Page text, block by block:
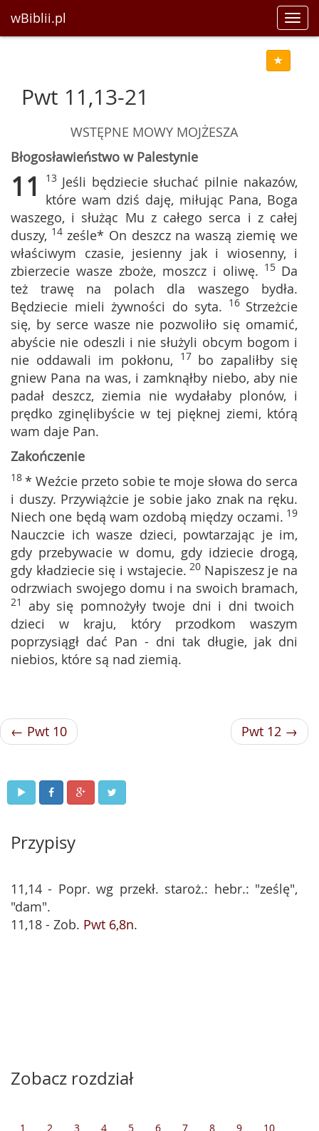
wBiblii.pl
Pwt 11,13-21
WSTĘPNE MOWY MOJŻESZA
Błogosławieństwo w Palestynie
11 13 Jeśli będziecie słuchać pilnie nakazów,
które wam dziś daję, miłując Pana, Boga
waszego, i służąc Mu z całego serca i z całej
duszy, 14 ześle* On deszcz na waszą ziemię we
właściwym czasie, jesienny jak i wiosenny, i
zbierzecie wasze zboże, moszcz i oliwę. 15 Da
też trawę na polach dla waszego bydła.
Będziecie mieli żywności do syta. 16 Strzeżcie
się, by serce wasze nie pozwoliło się omamić,
abyście nie odeszli i nie służyli obcym bogom i
nie oddawali im pokłonu, 17 bo zapaliłby się
gniew Pana na was, i zamknąłby niebo, aby nie
padał deszcz, ziemia nie wydałaby plonów, i
prędko zginęlibyście w tej pięknej ziemi, którą
wam daje Pan.
Zakończenie
18 * Weźcie przeto sobie te moje słowa do serca
i duszy. Przywiążcie je sobie jako znak na ręku.
Niech one będą wam ozdobą między oczami. 19
Nauczcie ich wasze dzieci, powtarzając je im,
gdy przebywacie w domu, gdy idziecie drogą,
gdy kładziecie się i wstajecie. 20 Napiszesz je na
odrzwiach swojego domu i na swoich bramach,
21 aby się pomnożyły twoje dni i dni twoich
dzieci w kraju, który przodkom waszym
poprzysiągł dać Pan - dni tak długie, jak dni
niebios, które są nad ziemią.
← Pwt 10 Pwt 12 →
Przypisy
11,14 - Popr. wg przekł. staroż.: hebr.: "ześlę",
"dam".
11,18 - Zob. Pwt 6,8n.
Zobacz rozdział
1 2 3 4 5 6 7 8 9
10